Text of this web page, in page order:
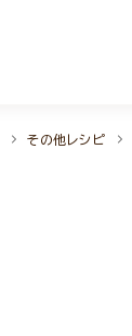
その他レシピ